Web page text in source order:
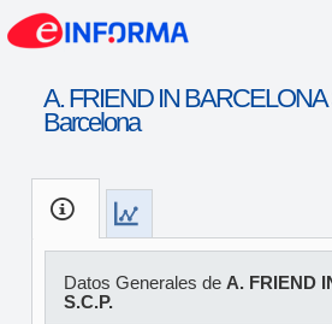
A. FRIEND IN BARCELONA
Barcelona
Datos Generales de A. FRIEND
S.C.P.